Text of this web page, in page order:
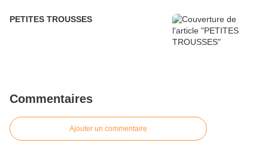
PETITES TROUSSES
Commentaires
Ajouter un commentaire